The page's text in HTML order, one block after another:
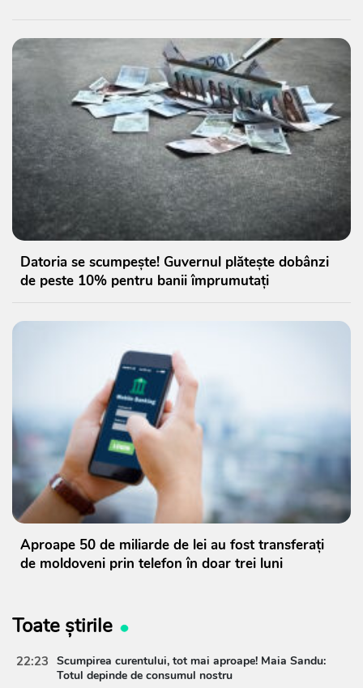
Datoria se scumpește! Guvernul plătește dobânzi
de peste 10% pentru banii împrumutați
Aproape 50 de miliarde de lei au fost transferați
de moldoveni prin telefon în doar trei luni
Toate știrile
22:23 Scumpirea curentului, tot mai aproape! Maia Sandu:
Totul depinde de consumul nostru